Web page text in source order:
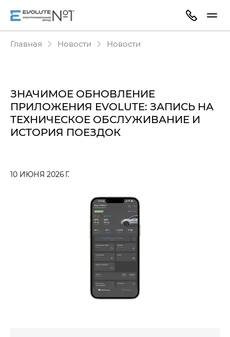
Главная Новости Новости
ЗНАЧИМОЕ ОБНОВЛЕНИЕ
ПРИЛОЖЕНИЯ EVOLUTE: ЗАПИСЬ НА
ТЕХНИЧЕСКОЕ ОБСЛУЖИВАНИЕ И
ИСТОРИЯ ПОЕЗДОК
10 ИЮНЯ 2026 Г.